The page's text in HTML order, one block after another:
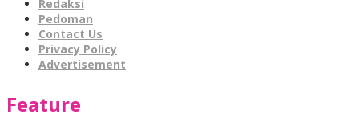
Redaksi
Pedoman
Contact Us
Privacy Policy
Advertisement
Feature